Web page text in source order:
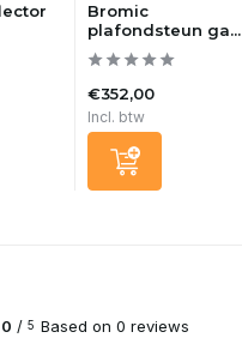
Bromic
plafondsteun ga...
€352,00
Incl. btw
0 / 5 Based on 0 reviews